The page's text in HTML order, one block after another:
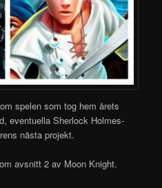
spelen som tog hem årets
eventuella Sherlock Holmes-
nästa projekt.
avsnitt 2 av Moon Knight.